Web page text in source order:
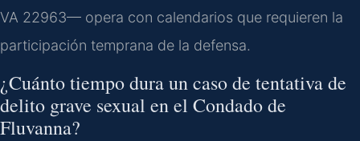
VA 22963— opera con calendarios que requieren la
participación temprana de la defensa.
¿Cuánto tiempo dura un caso de tentativa de
delito grave sexual en el Condado de
Fluvanna?